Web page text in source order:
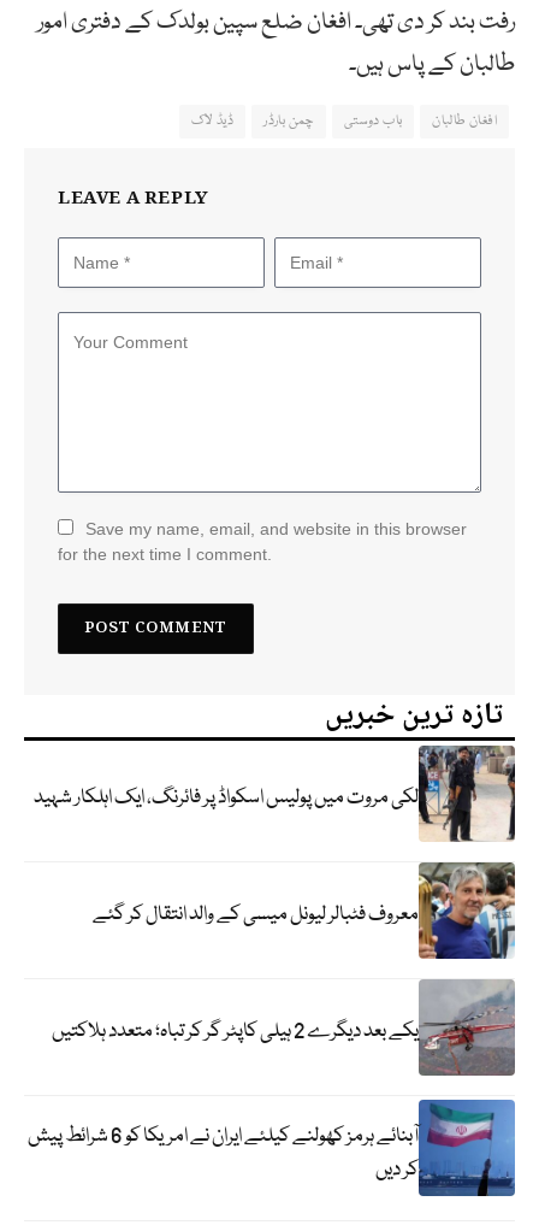
رفت بند کر دی تھی۔ افغان ضلع سپین بولدک کے دفتری امور
طالبان کے پاس ہیں۔
افغان طالبان باب دوستی چمن بارڈر ڈیڈ لاک
LEAVE A REPLY
Save my name, email, and website in this browser
for the next time I comment.
تازہ ترین خبریں
لکی مروت میں پولیس اسکواڈ پر فائرنگ، ایک اہلکار شہید
معروف فٹبالر لیونل میسی کے والد انتقال کر گئے
یکے بعد دیگرے 2 ہیلی کاپٹر گر کر تباہ؛ متعدد ہلاکتیں
آبنائے ہرمز کھولنے کیلئے ایران نے امریکا کو 6 شرائط پیش
کر دیں